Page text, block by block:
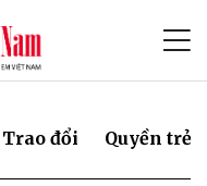
đổi Quyền trẻ